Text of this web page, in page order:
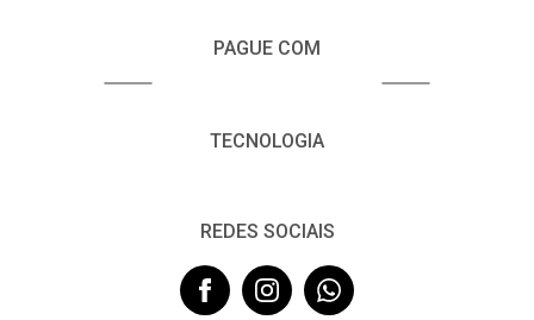
PAGUE COM
TECNOLOGIA
REDES SOCIAIS